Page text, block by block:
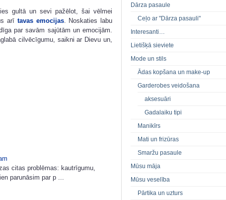
gultā un sevi pažēlot, šai vēlmei
arī tavas emocijas. Noskaties labu
par savām sajūtām un emocijām.
cilvēcīgumu, saikni ar Dievu un,
citas problēmas: kautrīgumu,
parunāsim par p ...
Dārza pasaule
Ceļo ar "Dārza pasauli"
Interesanti…
Lietišķā sieviete
Mode un stils
Ādas kopšana un make-up
Garderobes veidošana
aksesuāri
Gadalaiku tipi
Manikīrs
Mati un frizūras
Smaržu pasaule
Mūsu māja
Mūsu veselība
Pārtika un uzturs